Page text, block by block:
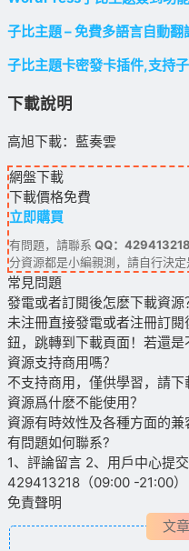
子比主題 – 免費多語言自動
子比主題卡密發卡插件,支持
下載說明
高旭下載：藍奏雲
網盤下載
下載價格免費
立即購買
有問題，請聯系 QQ：
分資源都是小編親測，請自行決定
常見問題
發電或者訂閱後怎麽下載資源
未注冊直接發電或者注冊訂
鈕，跳轉到下載頁面！若還是
資源支持商用嗎？
不支持商用，僅供學習，請
資源爲什麽不能使用？
資源有時效性及各種方面的兼
有問題如何聯系?
1、評論留言 2、用戶中心提
429413218（09:00 -21:00）
免責聲明
文